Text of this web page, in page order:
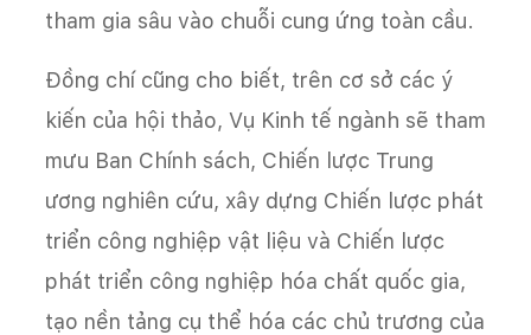
tham gia sâu vào chuỗi cung ứng toàn cầu.
Đồng chí cũng cho biết, trên cơ sở các ý
kiến của hội thảo, Vụ Kinh tế ngành sẽ tham
mưu Ban Chính sách, Chiến lược Trung
ương nghiên cứu, xây dựng Chiến lược phát
triển công nghiệp vật liệu và Chiến lược
phát triển công nghiệp hóa chất quốc gia,
tạo nền tảng cụ thể hóa các chủ trương của